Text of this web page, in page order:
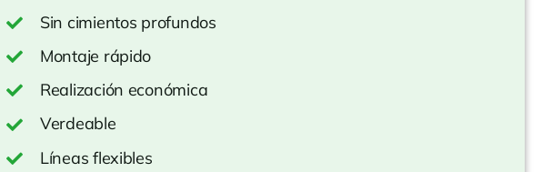
Sin cimientos profundos
Montaje rápido
Realización económica
Verdeable
Líneas flexibles